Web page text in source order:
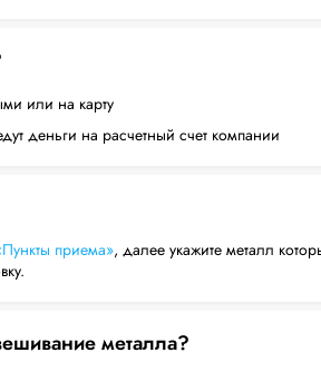
или на карту
деньги на расчетный счет компании
приема», далее укажите металл
металла?